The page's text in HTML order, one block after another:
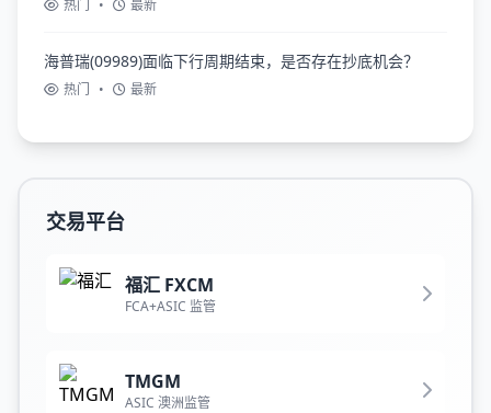
热门 • 最新
海普瑞(09989)面临下行周期结束，是否存在抄底机会？
热门 • 最新
交易平台
福汇 FXCM
FCA+ASIC 监管
TMGM
ASIC 澳洲监管